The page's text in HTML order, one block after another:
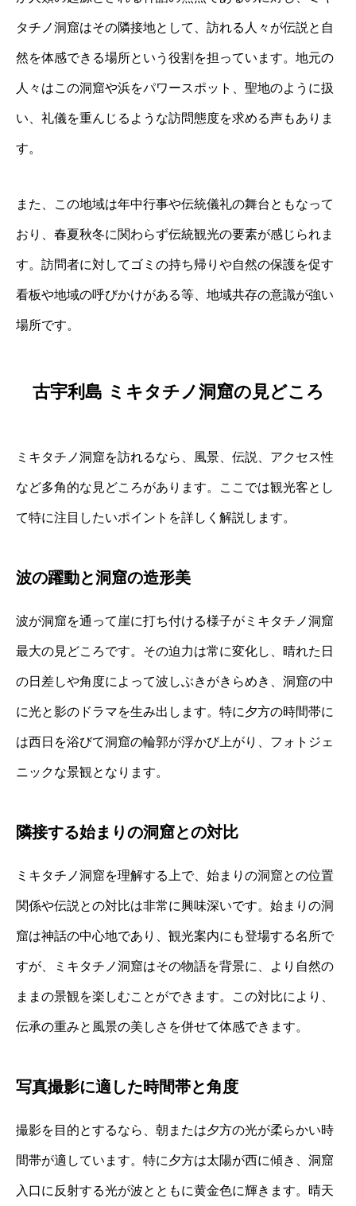
タチノ洞窟はその隣接地として、訪れる人々が伝説と自
然を体感できる場所という役割を担っています。地元の
人々はこの洞窟や浜をパワースポット、聖地のように扱
い、礼儀を重んじるような訪問態度を求める声もありま
す。
また、この地域は年中行事や伝統儀礼の舞台ともなって
おり、春夏秋冬に関わらず伝統観光の要素が感じられま
す。訪問者に対してゴミの持ち帰りや自然の保護を促す
看板や地域の呼びかけがある等、地域共存の意識が強い
場所です。
古宇利島 ミキタチノ洞窟の見どころ
ミキタチノ洞窟を訪れるなら、風景、伝説、アクセス性
など多角的な見どころがあります。ここでは観光客とし
て特に注目したいポイントを詳しく解説します。
波の躍動と洞窟の造形美
波が洞窟を通って崖に打ち付ける様子がミキタチノ洞窟
最大の見どころです。その迫力は常に変化し、晴れた日
の日差しや角度によって波しぶきがきらめき、洞窟の中
に光と影のドラマを生み出します。特に夕方の時間帯に
は西日を浴びて洞窟の輪郭が浮かび上がり、フォトジェ
ニックな景観となります。
隣接する始まりの洞窟との対比
ミキタチノ洞窟を理解する上で、始まりの洞窟との位置
関係や伝説との対比は非常に興味深いです。始まりの洞
窟は神話の中心地であり、観光案内にも登場する名所で
すが、ミキタチノ洞窟はその物語を背景に、より自然の
ままの景観を楽しむことができます。この対比により、
伝承の重みと風景の美しさを併せて体感できます。
写真撮影に適した時間帯と角度
撮影を目的とするなら、朝または夕方の光が柔らかい時
間帯が適しています。特に夕方は太陽が西に傾き、洞窟
入口に反射する光が波とともに黄金色に輝きます。晴天